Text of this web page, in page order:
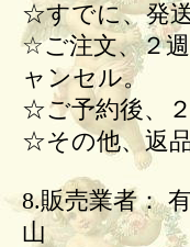
☆すでに、発
☆ご注文、２
ャンセル。
☆ご予約後、
☆その他、返
8.販売業者：
山